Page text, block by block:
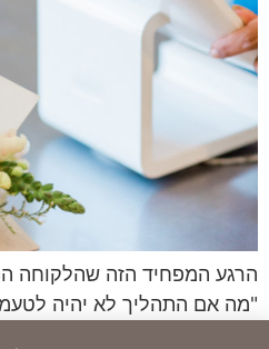
הרגע המפחיד הזה שהלקוחה
"מה אם התהליך לא יהיה